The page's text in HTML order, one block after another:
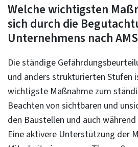
Welche wichtigsten
sich durch die
Unternehmens nach
Die ständige
und anders strukturierten Stufen
wichtigste Maßnahme zum
Beachten von sichtbaren und
den Baustellen und auch
Eine aktivere Unterstützung der